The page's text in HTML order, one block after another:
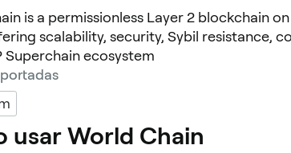
is a permissionless Layer 2 blockchain
scalability, security, Sybil resistance,
Superchain ecosystem
usar World Chain